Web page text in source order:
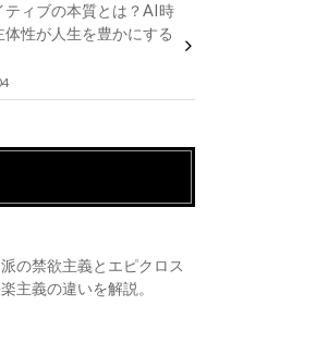
ティブの本質とは？AI時
体性が人生を豊かにする
の禁欲主義とエピクロス
主義の違いを解説。